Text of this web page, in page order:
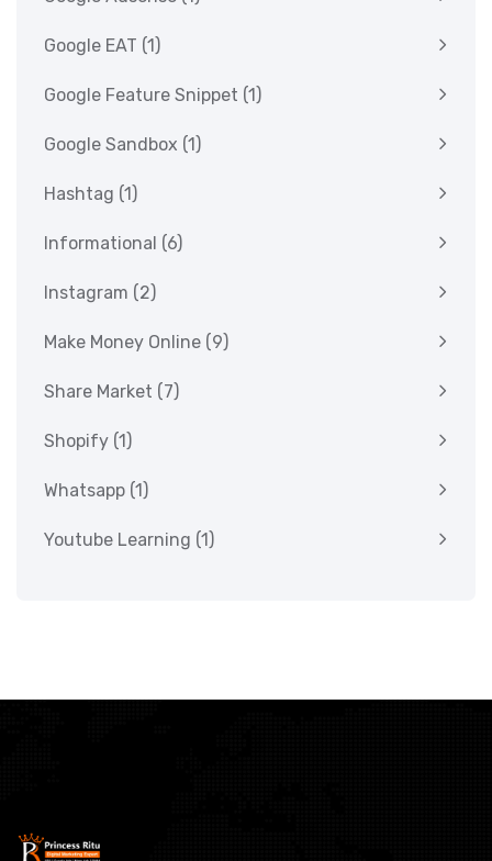
Google EAT (1)
Google Feature Snippet (1)
Google Sandbox (1)
Hashtag (1)
Informational (6)
Instagram (2)
Make Money Online (9)
Share Market (7)
Shopify (1)
Whatsapp (1)
Youtube Learning (1)